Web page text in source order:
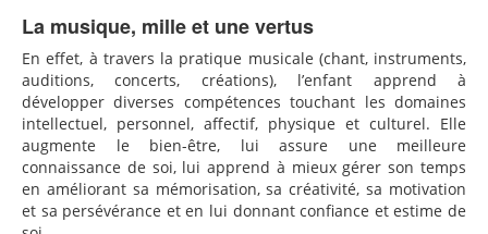
La musique, mille et une vertus
En effet, à travers la pratique musicale (chant, instruments,
auditions, concerts, créations), l’enfant apprend à
développer diverses compétences touchant les domaines
intellectuel, personnel, affectif, physique et culturel. Elle
augmente le bien-être, lui assure une meilleure
connaissance de soi, lui apprend à mieux gérer son temps
en améliorant sa mémorisation, sa créativité, sa motivation
et sa persévérance et en lui donnant confiance et estime de